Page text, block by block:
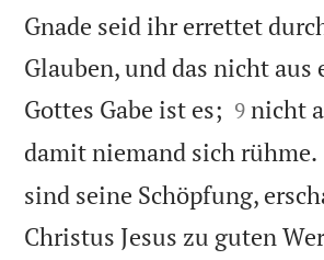
Gnade seid ihr errettet
Glauben, und das nicht aus
Gottes Gabe ist es; 

9 nicht
damit niemand sich rühme.
sind seine Schöpfung,
Christus Jesus zu guten